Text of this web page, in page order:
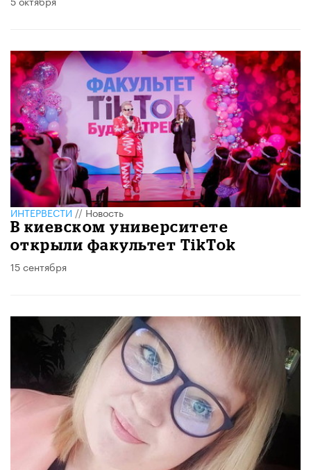
ИНТЕРВЕСТИ//Новость
В киевском университете
открыли факультет TikTok
15 сентября